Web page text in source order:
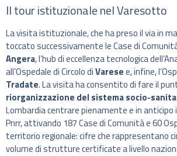
Il tour istituzionale nel Varesotto
La visita istituzionale, che ha preso il via in
toccato successivamente le Case di
Angera, l’hub di eccellenza tecnologica
all’Ospedale di Circolo diVaresee, infine,
Tradate. La visita ha consentito di fare il
riorganizzazione del sistema socio-
Lombardia centrare pienamente e in
Pnrr, attivando 187 Case di Comunità e 60
territorio regionale: cifre che rappresentano
volume di strutture certificate a livello